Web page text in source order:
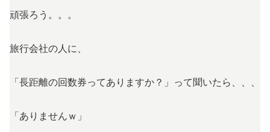
頑張ろう。。。
旅行会社の人に、
「長距離の回数券ってありますか？」って聞いたら、、、
「ありませんｗ」